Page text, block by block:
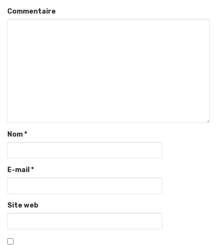
Commentaire
Nom*
E-mail *
Site web